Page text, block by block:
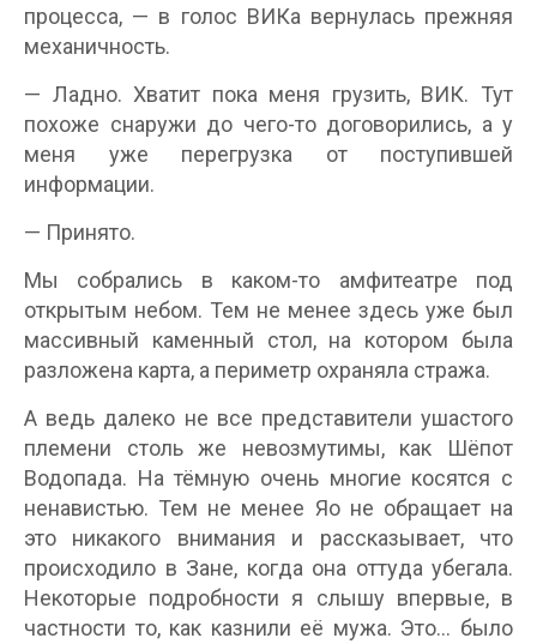
процесса, — в голос ВИКа вернулась прежняя
механичность.
— Ладно. Хватит пока меня грузить, ВИК. Тут
похоже снаружи до чего-то договорились, а у
меня уже перегрузка от поступившей
информации.
— Принято.
Мы собрались в каком-то амфитеатре под
открытым небом. Тем не менее здесь уже был
массивный каменный стол, на котором была
разложена карта, а периметр охраняла стража.
А ведь далеко не все представители ушастого
племени столь же невозмутимы, как Шёпот
Водопада. На тёмную очень многие косятся с
ненавистью. Тем не менее Яо не обращает на
это никакого внимания и рассказывает, что
происходило в Зане, когда она оттуда убегала.
Некоторые подробности я слышу впервые, в
частности то, как казнили её мужа. Это… было